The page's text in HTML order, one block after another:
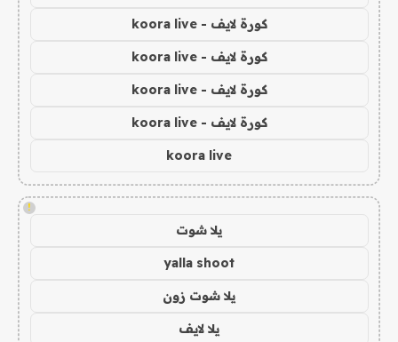
كورة لايف - koora live
كورة لايف - koora live
كورة لايف - koora live
كورة لايف - koora live
koora live
!
يلا شوت
yalla shoot
يلا شوت زون
يلا لايف